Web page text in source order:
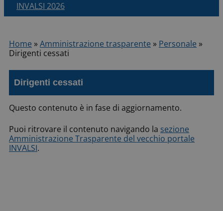
INVALSI 2026
Home »Amministrazione trasparente » Personale »
Dirigenti cessati
Dirigenti cessati
Questo contenuto è in fase di aggiornamento.
Puoi ritrovare il contenuto navigando la sezione
Amministrazione Trasparente del vecchio portale
INVALSI.